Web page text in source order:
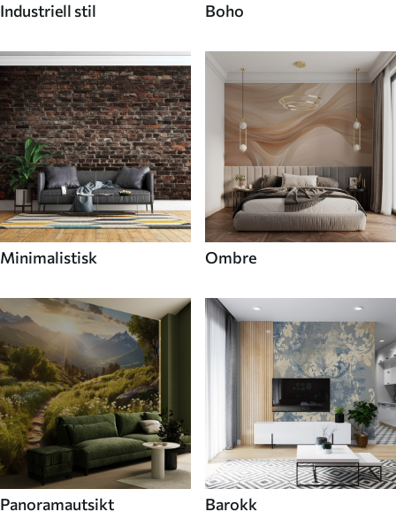
Industriell stil Boho
Minimalistisk Ombre
Panoramautsikt Barokk